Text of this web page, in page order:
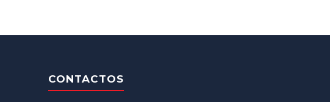
CONTACTOS